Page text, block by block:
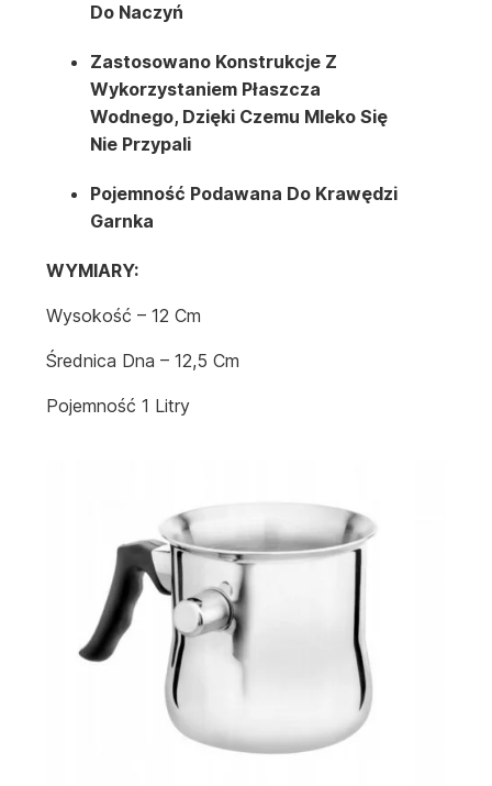
Do Naczyń
Zastosowano Konstrukcje Z
Wykorzystaniem Płaszcza
Wodnego, Dzięki Czemu Mleko Się
Nie Przypali
Pojemność Podawana Do Krawędzi
Garnka
WYMIARY:
Wysokość – 12 Cm
Średnica Dna – 12,5 Cm
Pojemność 1 Litry